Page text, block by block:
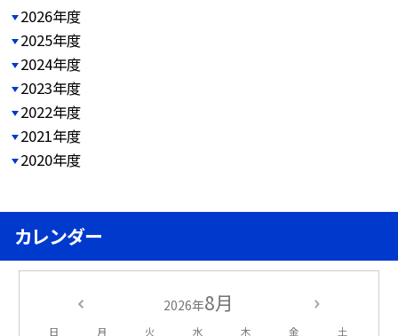
2026年度
2025年度
2024年度
2023年度
2022年度
2021年度
2020年度
カレンダー
2026年8月
日 月 火 水 木 金 土